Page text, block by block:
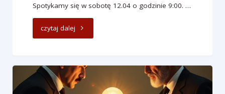
Spotykamy się w sobotę 12.04 o godzinie 9:00. …
czytaj dalej "Otwarcie
„Wilczysko”"